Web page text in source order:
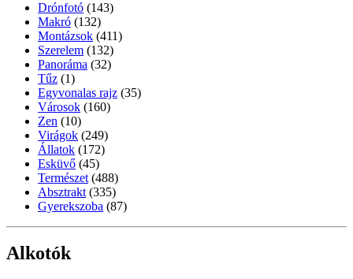
Drónfotó (143)
Makró (132)
Montázsok (411)
Szerelem (132)
Panoráma (32)
Tűz (1)
Egyvonalas rajz (35)
Városok (160)
Zen (10)
Virágok (249)
Állatok (172)
Esküvő (45)
Természet (488)
Absztrakt (335)
Gyerekszoba (87)
Alkotók